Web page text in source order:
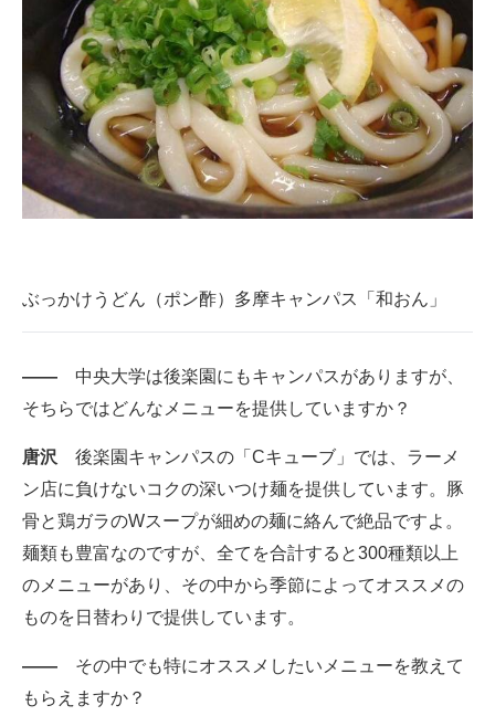
ぶっかけうどん（ポン酢）多摩キャンパス「和おん」
―― 中央大学は後楽園にもキャンパスがありますが、
そちらではどんなメニューを提供していますか？
唐沢 後楽園キャンパスの「Cキューブ」では、ラーメ
ン店に負けないコクの深いつけ麺を提供しています。豚
骨と鶏ガラのWスープが細めの麺に絡んで絶品ですよ。
麺類も豊富なのですが、全てを合計すると300種類以上
のメニューがあり、その中から季節によってオススメの
ものを日替わりで提供しています。
―― その中でも特にオススメしたいメニューを教えて
もらえますか？